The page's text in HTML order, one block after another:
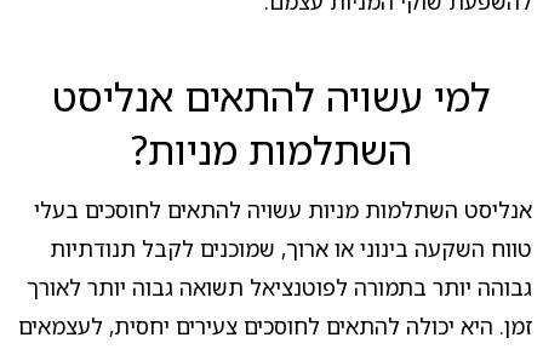
למי עשויה להתאים אנליסט
השתלמות מניות?
אנליסט השתלמות מניות עשויה להתאים לחוסכים בעלי
טווח השקעה בינוני או ארוך, שמוכנים לקבל תנודתיות
גבוהה יותר בתמורה לפוטנציאל תשואה גבוה יותר לאורך
זמן. היא יכולה להתאים לחוסכים צעירים יחסית, לעצמאים